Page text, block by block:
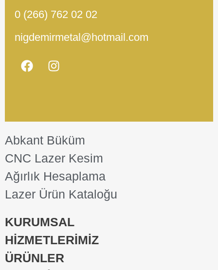
0 (266) 762 02 02
nigdemirmetal@hotmail.com
Abkant Büküm
CNC Lazer Kesim
Ağırlık Hesaplama
Lazer Ürün Kataloğu
KURUMSAL
HİZMETLERİMİZ
ÜRÜNLER